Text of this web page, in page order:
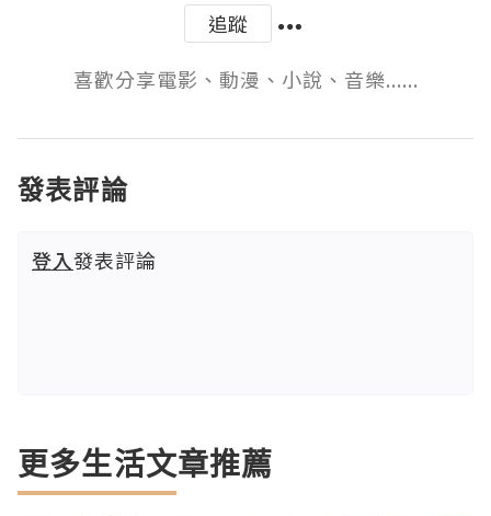
追蹤
喜歡分享電影、動漫、小說、音樂......
發表評論
登入發表評論
更多生活文章推薦